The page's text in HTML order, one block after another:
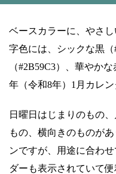
ベースカラーに、やさ
字色には、シックな黒
（#2B59C3）、華やか
年（令和8年）1月カレン
日曜日はじまりのもの
もの、横向きのものが
ンですが、用途に合わ
ダーも表示されていて便